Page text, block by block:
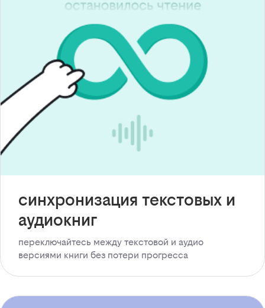
синхронизация текстовых и
аудиокниг
переключайтесь между текстовой и аудио
версиями книги без потери прогресса